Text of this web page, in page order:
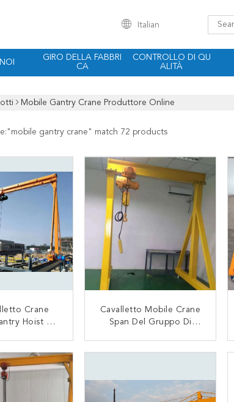
Italian
GIRO DELLA FABBRI
CA
CONTROLLO DI QU
ALITÀ
Mobile Gantry Crane Produttore Online
mobile gantry crane " match 72 products
Crane
Hoist Del
Cavalletto Mobile Crane
Span Del Gruppo Di
CONTATTACI